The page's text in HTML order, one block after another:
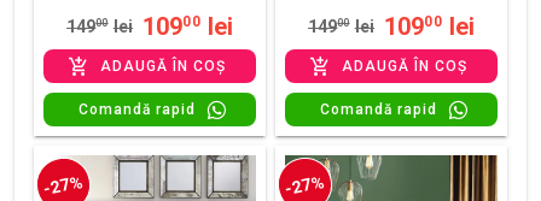
14900 lei 10900 lei
ADAUGĂ ÎN COȘ
Comandă rapid
14900 lei 10900 lei
ADAUGĂ ÎN COȘ
Comandă rapid
-27% -27%